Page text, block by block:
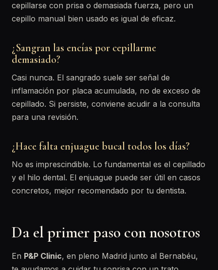
cepillarse con prisa o demasiada fuerza, pero un
cepillo manual bien usado es igual de eficaz.
¿Sangran las encías por cepillarme
demasiado?
Casi nunca. El sangrado suele ser señal de
inflamación por placa acumulada, no de exceso de
cepillado. Si persiste, conviene acudir a la consulta
para una revisión.
¿Hace falta enjuague bucal todos los días?
No es imprescindible. Lo fundamental es el cepillado
y el hilo dental. El enjuague puede ser útil en casos
concretos, mejor recomendado por tu dentista.
Da el primer paso con nosotros
En P&P Clinic, en pleno Madrid junto al Bernabéu,